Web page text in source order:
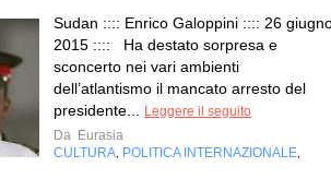
Sudan :::: Enrico Galoppini :::: 26
2015 :::: Ha destato sorpresa e
sconcerto nei vari ambienti
dell’atlantismo il mancato arresto del
presidente...
Leggere il seguito
Da Eurasia
CULTURA POLITICA INTERNAZIONALE